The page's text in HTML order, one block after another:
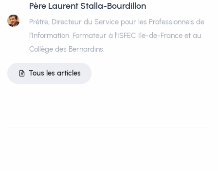
Père Laurent Stalla-Bourdillon
Prêtre, Directeur du Service pour les Professionnels de
l’Information. Formateur à l’ISFEC Ile-de-France et au
Collège des Bernardins.
Tous les articles